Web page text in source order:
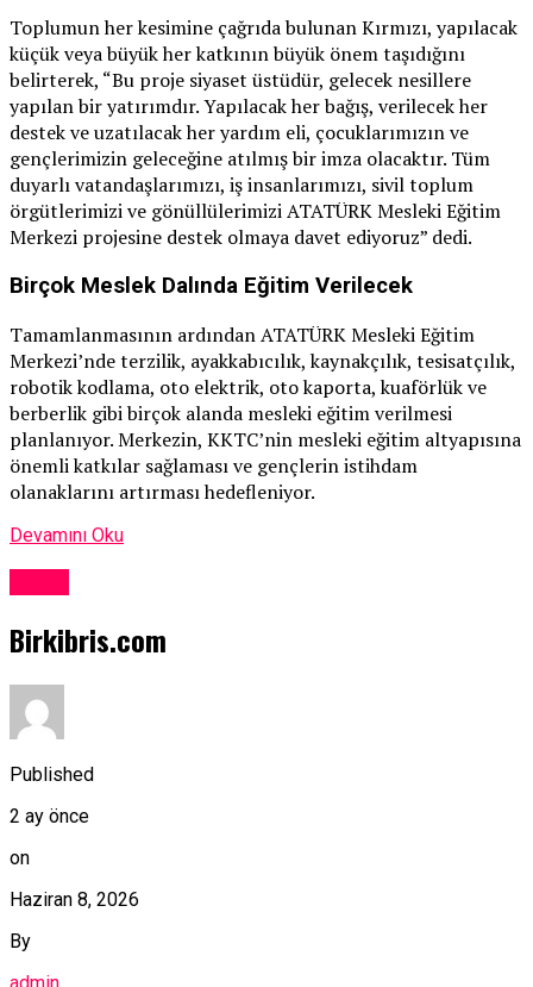
Toplumun her kesimine çağrıda bulunan Kırmızı, yapılacak
küçük veya büyük her katkının büyük önem taşıdığını
belirterek, “Bu proje siyaset üstüdür, gelecek nesillere
yapılan bir yatırımdır. Yapılacak her bağış, verilecek her
destek ve uzatılacak her yardım eli, çocuklarımızın ve
gençlerimizin geleceğine atılmış bir imza olacaktır. Tüm
duyarlı vatandaşlarımızı, iş insanlarımızı, sivil toplum
örgütlerimizi ve gönüllülerimizi ATATÜRK Mesleki Eğitim
Merkezi projesine destek olmaya davet ediyoruz” dedi.
Birçok Meslek Dalında Eğitim Verilecek
Tamamlanmasının ardından ATATÜRK Mesleki Eğitim
Merkezi’nde terzilik, ayakkabıcılık, kaynakçılık, tesisatçılık,
robotik kodlama, oto elektrik, oto kaporta, kuaförlük ve
berberlik gibi birçok alanda mesleki eğitim verilmesi
planlanıyor. Merkezin, KKTC’nin mesleki eğitim altyapısına
önemli katkılar sağlaması ve gençlerin istihdam
olanaklarını artırması hedefleniyor.
Devamını Oku
Birkibris.com
Published
2 ay önce
on
Haziran 8, 2026
By